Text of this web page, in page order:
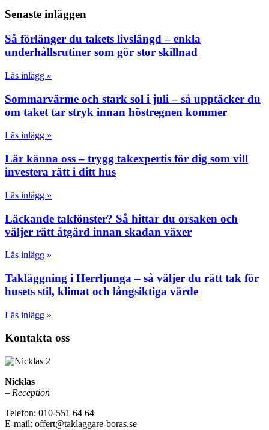
Senaste inläggen
Så förlänger du takets livslängd – enkla
underhållsrutiner som gör stor skillnad
Läs inlägg »
Sommarvärme och stark sol i juli – så upptäcker du
om taket tar stryk innan höstregnen kommer
Läs inlägg »
Lär känna oss – trygg takexpertis för dig som vill
investera rätt i ditt hus
Läs inlägg »
Läckande takfönster? Så hittar du orsaken och
väljer rätt åtgärd innan skadan växer
Läs inlägg »
Takläggning i Herrljunga – så väljer du rätt tak för
husets stil, klimat och långsiktiga värde
Läs inlägg »
Kontakta oss
Nicklas
– Reception
Telefon: 010-551 64 64
E-mail: offert@taklaggare-boras.se